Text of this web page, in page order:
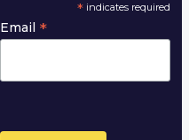
* indicates required
Email *